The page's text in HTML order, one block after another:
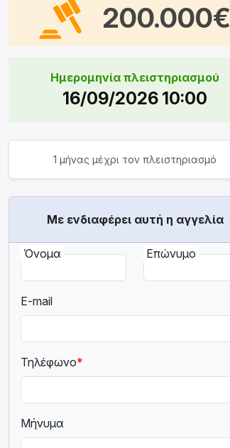
200.000€
Ημερομηνία πλειστηριασμού
16/09/2026 10:00
1 μήνας μέχρι τον πλειστηριασμό
Με ενδιαφέρει αυτή η αγγελία
Όνομα Επώνυμο
E-mail
Τηλέφωνο*
Μήνυμα